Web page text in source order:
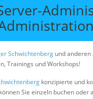
Schwichtenberg und anderen
Trainings und Workshops!
konzipierte und
können Sie einzeln buchen oder